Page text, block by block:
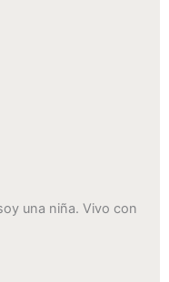
una niña. Vivo con